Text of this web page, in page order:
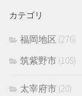
カテゴリ
福岡地区 (276)
筑紫野市 (105)
太宰府市 (20)